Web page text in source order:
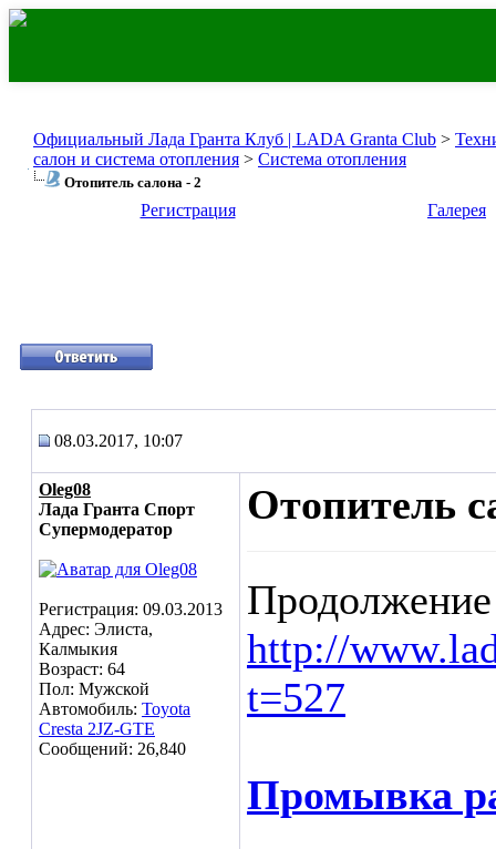
Официальный Лада Гранта Клуб | LADA Granta Club >
салон и система отопления > Система отопления
Отопитель салона - 2
Регистрация Галерея
08.03.2017, 10:07
Oleg08
Лада Гранта Спорт
Супермодератор
Регистрация: 09.03.2013
Адрес: Элиста,
Калмыкия
Возраст: 64
Пол: Мужской
Автомобиль: Toyota
Cresta 2JZ-GTE
Сообщений: 26,840
Отопитель
http://
t=527
Промывка